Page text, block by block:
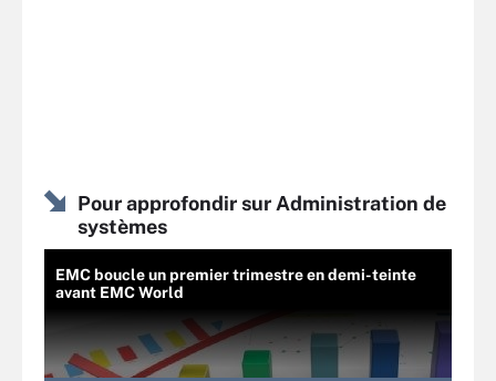
Pour approfondir sur Administration de
systèmes
EMC boucle un premier trimestre en demi-teinte
avant EMC World